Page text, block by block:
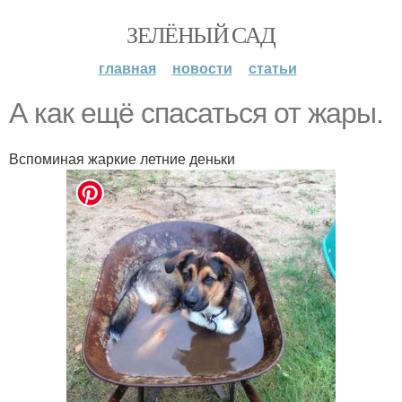
ЗЕЛЁНЫЙ САД
главная новости статьи
А как ещё спасаться от жары.
Вспоминая жаркие летние деньки